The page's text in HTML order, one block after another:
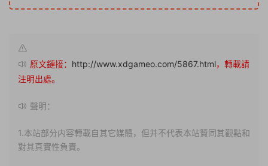
原文鏈接： http://www.xdgameo.com/5867.html，轉載請
注明出處。
聲明：
1.本站部分内容轉載自其它媒體，但并不代表本站贊同其觀點和
對其真實性負責。